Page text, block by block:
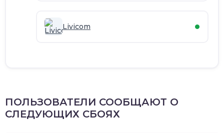
Livicom
ПОЛЬЗОВАТЕЛИ СООБЩАЮТ О
СЛЕДУЮЩИХ СБОЯХ